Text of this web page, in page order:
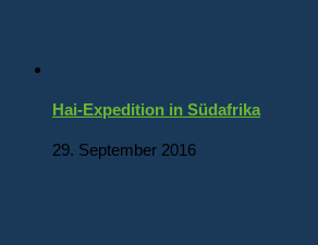
Hai-Expedition in Südafrika
29. September 2016